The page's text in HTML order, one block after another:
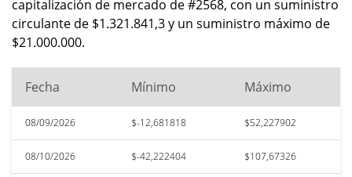
capitalización de mercado de #2568, con un suministro
circulante de $1.321.841,3 y un suministro máximo de
$21.000.000.
Fecha Mínimo Máximo
08/09/2026 $-12,681818 $52,227902
08/10/2026 $-42,222404 $107,67326